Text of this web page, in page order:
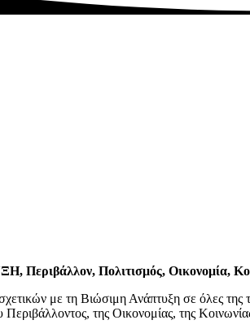
Πολιτισμός, Οικονομία,
με τη Βιώσιμη Ανάπτυξη σε όλες της
της Οικονομίας, της